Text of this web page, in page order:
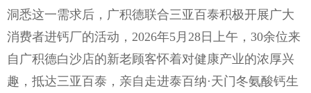
洞悉这一需求后，广积德联合三亚百泰积极开展广大
消费者进钙厂的活动，2026年5月28日上午，30余位来
自广积德白沙店的新老顾客怀着对健康产业的浓厚兴
趣，抵达三亚百泰，亲自走进泰百纳·天门冬氨酸钙生